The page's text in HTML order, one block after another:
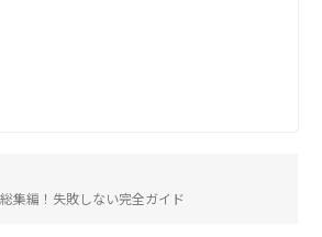
集編！失敗しない完全ガイド